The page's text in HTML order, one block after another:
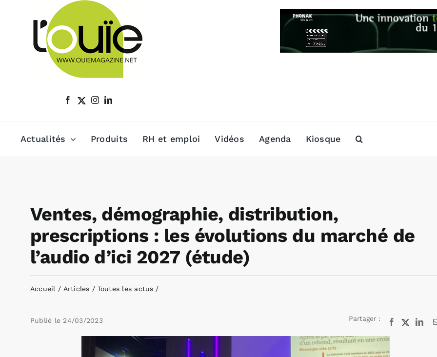
Actualités Produits RH et emploi Vidéos Agenda Kiosque
Ventes, démographie, distribution,
prescriptions : les évolutions du marché de
l’audio d’ici 2027 (étude)
Accueil Articles Toutes les actus
Publié le 24/03/2023 Partager : Facebook
X